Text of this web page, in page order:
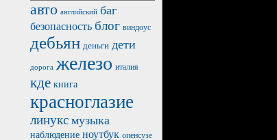
авто английский баг
безопасность блог виндоус
дебьян деньги дети
дорога железо италия
кде книга
красноглазие
линукс музыка
наблюдение ноутбук опенсузе